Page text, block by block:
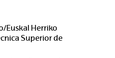
Euskal Herriko
Superior de